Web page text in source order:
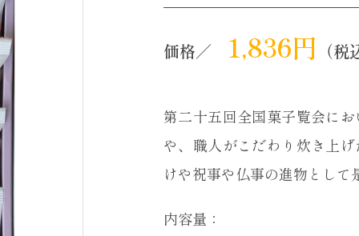
価格／ 1,836円 （税
第二十五回全国菓子覧会に
や、職人がこだわり炊き上
けや祝事や仏事の進物として
内容量：